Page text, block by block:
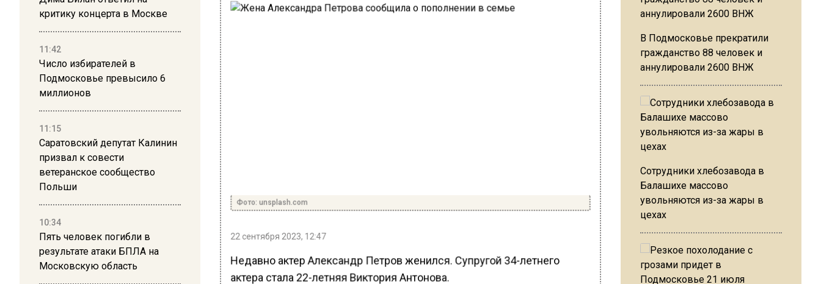
критику концерта в Москве
11:42
Число избирателей в
Подмосковье превысило 6
миллионов
11:15
Саратовский депутат Калинин
призвал к совести
ветеранское сообщество
Польши
10:34
Пять человек погибли в
результате атаки БПЛА на
Московскую область
Фото: unsplash.com
22 сентября 2023, 12:47
Недавно актер Александр Петров женился. Супругой 34-летнего
актера стала 22-летняя Виктория Антонова.
В Подмосковье прекратили
гражданство 88 человек и
аннулировали 2600 ВНЖ
Сотрудники хлебозавода в
Балашихе массово
увольняются из-за жары в
цехах